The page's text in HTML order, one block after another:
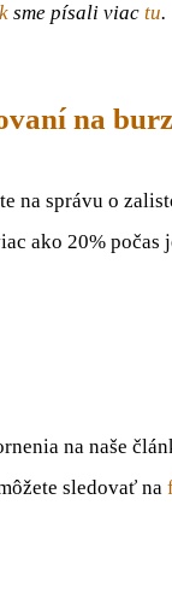
sme písali viac tu.
na
na správu o
ako 20% počas
na naše
sledovať na